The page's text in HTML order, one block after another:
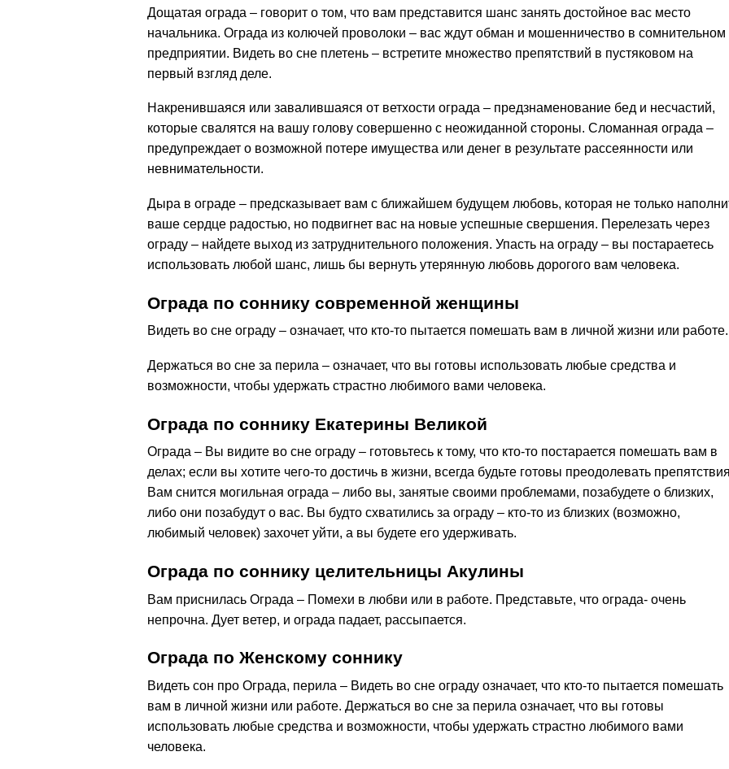
Дощатая ограда – говорит о том, что вам представится шанс занять достойное вас место
начальника. Ограда из колючей проволоки – вас ждут обман и мошенничество в сомнительном
предприятии. Видеть во сне плетень – встретите множество препятствий в пустяковом на
первый взгляд деле.
Накренившаяся или завалившаяся от ветхости ограда – предзнаменование бед и несчастий,
которые свалятся на вашу голову совершенно с неожиданной стороны. Сломанная ограда –
предупреждает о возможной потере имущества или денег в результате рассеянности или
невнимательности.
Дыра в ограде – предсказывает вам с ближайшем будущем любовь, которая не только
ваше сердце радостью, но подвигнет вас на новые успешные свершения. Перелезать через
ограду – найдете выход из затруднительного положения. Упасть на ограду – вы постараетесь
использовать любой шанс, лишь бы вернуть утерянную любовь дорогого вам человека.
Ограда по соннику современной женщины
Видеть во сне ограду – означает, что кто-то пытается помешать вам в личной жизни или работе.
Держаться во сне за перила – означает, что вы готовы использовать любые средства и
возможности, чтобы удержать страстно любимого вами человека.
Ограда по соннику Екатерины Великой
Ограда – Вы видите во сне ограду – готовьтесь к тому, что кто-то постарается помешать вам в
делах; если вы хотите чего-то достичь в жизни, всегда будьте готовы преодолевать
Вам снится могильная ограда – либо вы, занятые своими проблемами, позабудете о близких,
либо они позабудут о вас. Вы будто схватились за ограду – кто-то из близких (возможно,
любимый человек) захочет уйти, а вы будете его удерживать.
Ограда по соннику целительницы Акулины
Вам приснилась Ограда – Помехи в любви или в работе. Представьте, что ограда- очень
непрочна. Дует ветер, и ограда падает, рассыпается.
Ограда по Женскому соннику
Видеть сон про Ограда, перила – Видеть во сне ограду означает, что кто-то пытается помешать
вам в личной жизни или работе. Держаться во сне за перила означает, что вы готовы
использовать любые средства и возможности, чтобы удержать страстно любимого вами
человека.